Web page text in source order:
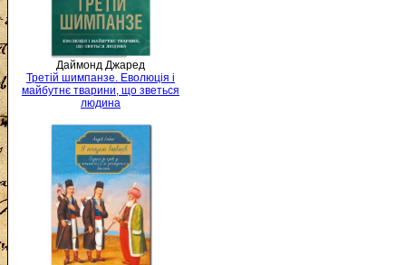
Даймонд Джаред
Третій шимпанзе. Еволюція і
майбутнє тварини, що зветься
людина